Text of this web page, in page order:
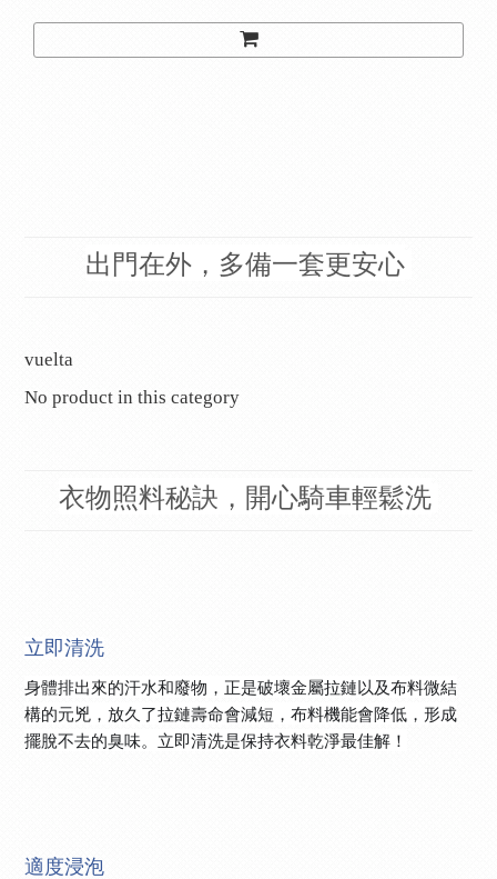
出門在外，多備一套更安心
vuelta
No product in this category
衣物照料秘訣，開心騎車輕鬆洗
立即清洗
身體排出來的汗水和廢物，正是破壞金屬拉鏈以及布料微結
構的元兇，放久了拉鏈壽命會減短，布料機能會降低，形成
擺脫不去的臭味。立即清洗是保持衣料乾淨最佳解！
適度浸泡